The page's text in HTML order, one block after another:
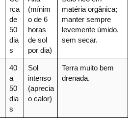
rca
de
50
dia
s
(mínim
o de 6
horas
de sol
por dia)
matéria orgânica;
manter sempre
levemente úmido,
sem secar.
40
a
50
dia
s
Sol
intenso
(aprecia
o calor)
Terra muito bem
drenada.